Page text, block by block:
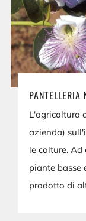
PANTELLERIA
L'agricoltura
azienda)
le colture.
piante basse
prodotto di